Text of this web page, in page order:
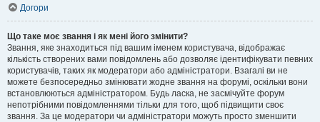
Догори
Що таке моє звання і як мені його змінити?
Звання, яке знаходиться під вашим іменем користувача, відображає
кількість створених вами повідомлень або дозволяє ідентифікувати певних
користувачів, таких як модератори або адміністратори. Взагалі ви не
можете безпосередньо змінювати жодне звання на форумі, оскільки вони
встановлюються адміністратором. Будь ласка, не засмічуйте форум
непотрібними повідомленнями тільки для того, щоб підвищити своє
звання. За це модератори чи адміністратори можуть просто зменшити